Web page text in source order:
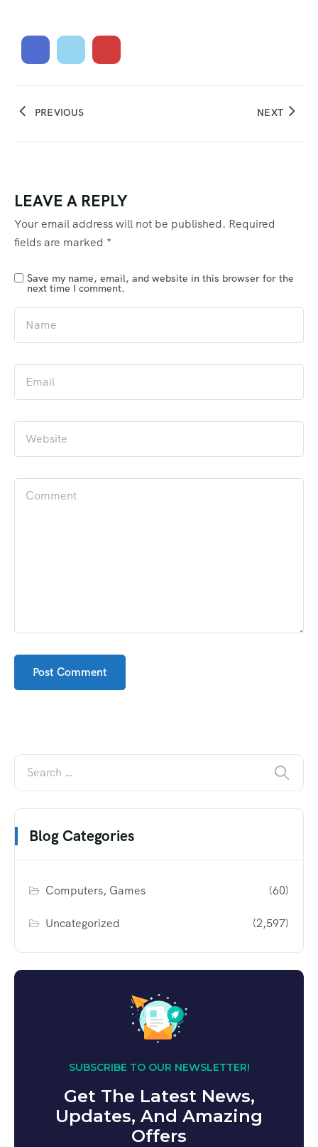
PREVIOUS NEXT
LEAVE A REPLY
Your email address will not be published. Required
fields are marked *
Save my name, email, and website in this browser for the
next time I comment.
Blog Categories
Computers, Games (60)
Uncategorized (2,597)
SUBSCRIBE TO OUR NEWSLETTER!
Get The Latest News,
Updates, And Amazing
Offers